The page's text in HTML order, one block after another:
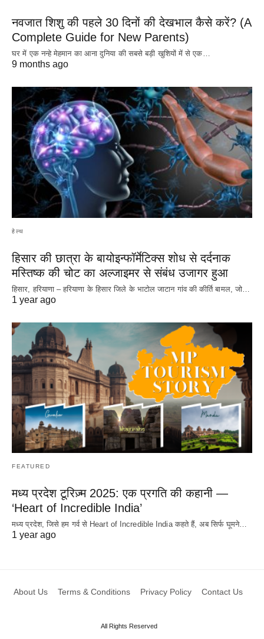
नवजात शिशु की पहले 30 दिनों की देखभाल कैसे करें? (A
Complete Guide for New Parents)
घर में एक नन्हे मेहमान का आना दुनिया की सबसे बड़ी खुशियों में से एक…
9 months ago
हेल्थ
हिसार की छात्रा के बायोइन्फॉर्मेटिक्स शोध से दर्दनाक
मस्तिष्क की चोट का अल्जाइमर से संबंध उजागर हुआ
हिसार, हरियाणा – हरियाणा के हिसार जिले के भाटोल जाटान गांव की कीर्ति बामल, जो…
1 year ago
FEATURED
मध्य प्रदेश टूरिज़्म 2025: एक प्रगति की कहानी —
‘Heart of Incredible India’
मध्य प्रदेश, जिसे हम गर्व से Heart of Incredible India कहते हैं, अब सिर्फ घूमने…
1 year ago
About Us Terms & Conditions Privacy Policy Contact Us
All Rights Reserved